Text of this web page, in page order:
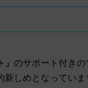
のサポート付き
しめとなっていま